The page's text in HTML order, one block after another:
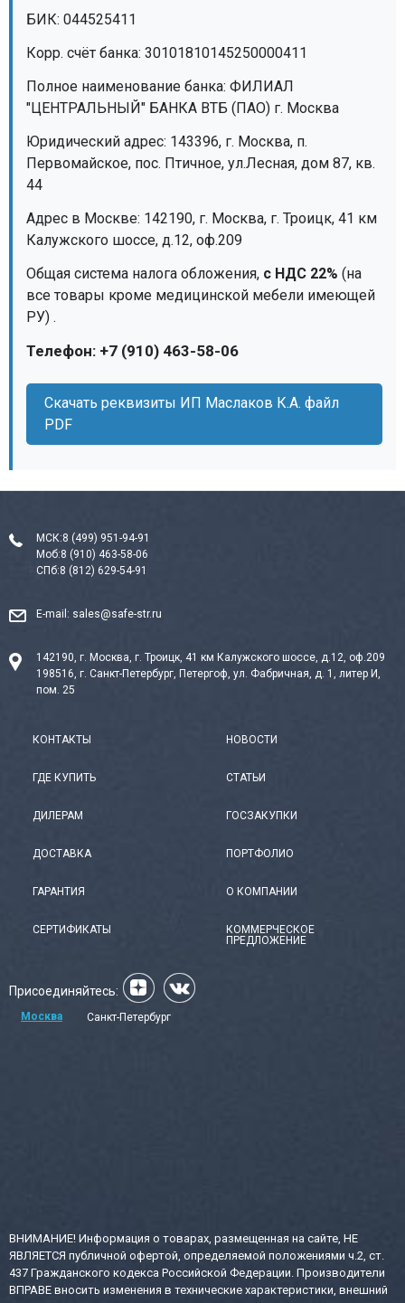
БИК: 044525411
Корр. счёт банка: 30101810145250000411
Полное наименование банка: ФИЛИАЛ
"ЦЕНТРАЛЬНЫЙ" БАНКА ВТБ (ПАО) г. Москва
Юридический адрес: 143396, г. Москва, п.
Первомайское, пос. Птичное, ул.Лесная, дом 87, кв.
44
Адрес в Москве: 142190, г. Москва, г. Троицк, 41 км
Калужского шоссе, д.12, оф.209
Общая система налога обложения, с НДС 22% (на
все товары кроме медицинской мебели имеющей
РУ) .
Телефон: +7 (910) 463-58-06
Скачать реквизиты ИП Маслаков К.А. файл
PDF
МСК:8 (499) 951-94-91
Моб:8 (910) 463-58-06
СПб:8 (812) 629-54-91
E-mail: sales@safe-str.ru
142190, г. Москва, г. Троицк, 41 км Калужского шоссе, д.12, оф.209
198516, г. Санкт-Петербург, Петергоф, ул. Фабричная, д. 1, литер И,
пом. 25
КОНТАКТЫ
ГДЕ КУПИТЬ
ДИЛЕРАМ
ДОСТАВКА
ГАРАНТИЯ
СЕРТИФИКАТЫ
НОВОСТИ
СТАТЬИ
ГОСЗАКУПКИ
ПОРТФОЛИО
О КОМПАНИИ
КОММЕРЧЕСКОЕ
ПРЕДЛОЖЕНИЕ
Присоединяйтесь:
Москва Санкт-Петербург
ВНИМАНИЕ! Информация о товарах, размещенная на сайте, НЕ
ЯВЛЯЕТСЯ публичной офертой, определяемой положениями ч.2, ст.
437 Гражданского кодекса Российской Федерации. Производители
ВПРАВЕ вносить изменения в технические характеристики, внешний